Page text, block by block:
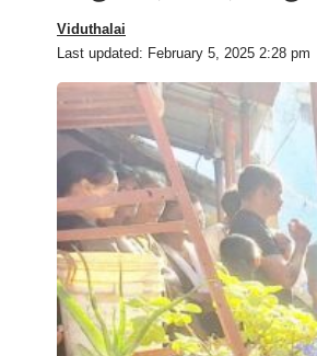
Last updated: February 5, 2025 2:28 pm
Viduthalai